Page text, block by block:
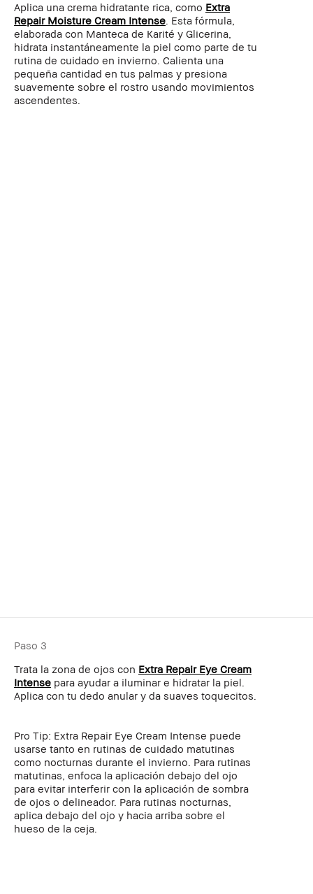
Aplica una crema hidratante rica, como Extra
Repair Moisture Cream Intense . Esta fórmula,
elaborada con Manteca de Karité y Glicerina,
hidrata instantáneamente la piel como parte de tu
rutina de cuidado en invierno. Calienta una
pequeña cantidad en tus palmas y presiona
suavemente sobre el rostro usando movimientos
ascendentes.
Paso 3
Trata la zona de ojos con Extra Repair Eye Cream
Intense para ayudar a iluminar e hidratar la piel.
Aplica con tu dedo anular y da suaves toquecitos.
Pro Tip: Extra Repair Eye Cream Intense puede
usarse tanto en rutinas de cuidado matutinas
como nocturnas durante el invierno. Para rutinas
matutinas, enfoca la aplicación debajo del ojo
para evitar interferir con la aplicación de sombra
de ojos o delineador. Para rutinas nocturnas,
aplica debajo del ojo y hacia arriba sobre el
hueso de la ceja.